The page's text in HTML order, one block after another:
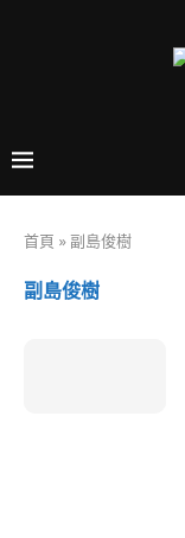
首頁 »副島俊樹
副島俊樹